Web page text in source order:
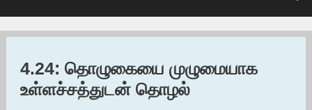
4.24: தொழுகையை முழுமையாக
உள்ளச்சத்துடன் தொழல்